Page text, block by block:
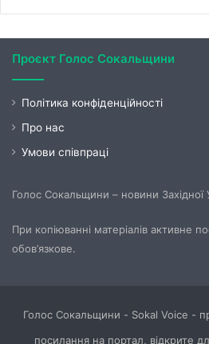
Проєкт Голос Сокальщини
Політика конфіденційності
Про нас
Умови співпраці
Голос Сокальщини – новини Західної
При копіюванні матеріалів активне
обов’язкове.
Голос Сокальщини - Sokal Voice -
посилання на портал, відкрите